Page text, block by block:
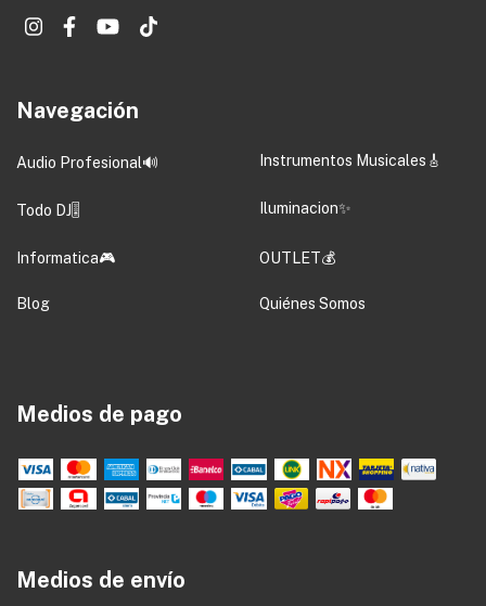
Navegación
Audio Profesional🔊 Instrumentos Musicales🎸
Todo DJ🎚️ Iluminacion✨
Informatica🎮 OUTLET💰
Blog Quiénes Somos
Medios de pago
Medios de envío